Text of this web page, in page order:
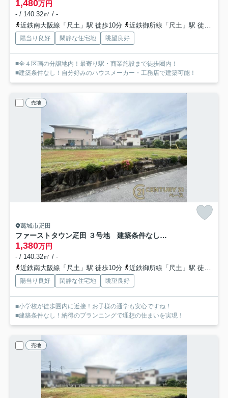
1,480万円
- / 140.32㎡ / -
近鉄南大阪線「尺土」駅 徒歩10分
近鉄御所線「尺土」駅 徒歩10分
陽当り良好 閑静な住宅地 眺望良好
■全４区画の分譲地内！最寄り駅・商業施設まで徒歩圏内！
■建築条件なし！自分好みのハウスメーカー・工務店で建築可能！
売地
葛城市疋田
ファーストタウン疋田 ３号地 建築条件なし土地
1,380万円
- / 140.32㎡ / -
近鉄南大阪線「尺土」駅 徒歩10分
近鉄御所線「尺土」駅 徒歩10分
陽当り良好 閑静な住宅地 眺望良好
■小学校が徒歩圏内に近接！お子様の通学も安心ですね！
■建築条件なし！納得のプランニングで理想の住まいを実現！
売地